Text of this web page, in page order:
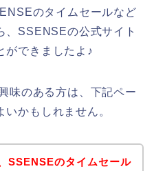
のタイムセールなど
、SSENSEの公式サイト
ができましたよ♪
味のある方は、下記ペー
かもしれません。
SSENSEのタイムセール